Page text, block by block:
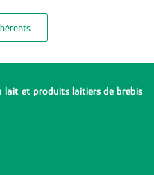
lait et produits laitiers de brebis